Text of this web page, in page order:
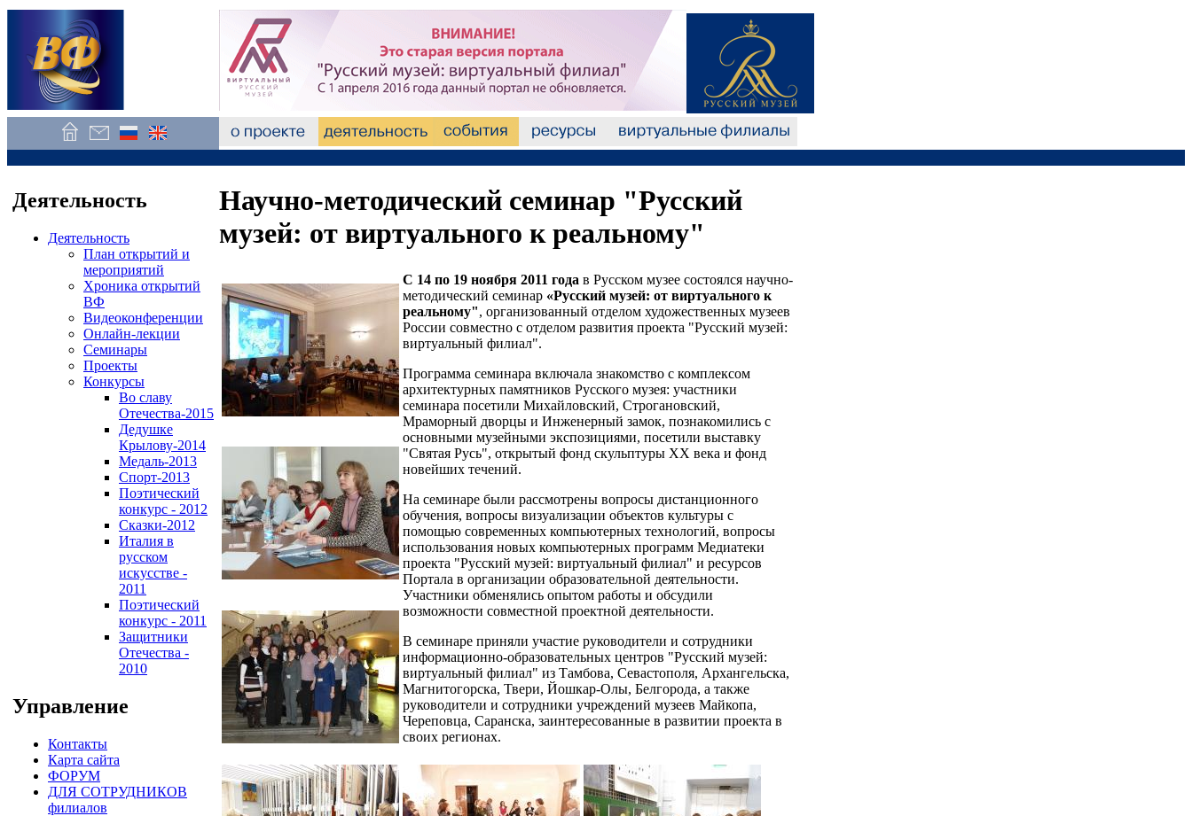
Деятельность
Деятельность
План открытий и
мероприятий
Хроника открытий
ВФ
Видеоконференции
Онлайн-лекции
Семинары
Проекты
Конкурсы
Во славу
Отечества-2015
Дедушке
Крылову-2014
Медаль-2013
Спорт-2013
Поэтический
конкурс - 2012
Сказки-2012
Италия в
русском
искусстве -
2011
Поэтический
конкурс - 2011
Защитники
Отечества -
2010
Управление
Контакты
Карта сайта
ФОРУМ
ДЛЯ СОТРУДНИКОВ
филиалов
Научно-методический семинар "Русский
музей: от виртуального к реальному"
С 14 по 19 ноября 2011 года в Русском музее состоялся научно-
методический семинар «Русский музей: от виртуального к
реальному", организованный отделом художественных музеев
России совместно с отделом развития проекта "Русский музей:
виртуальный филиал".
Программа семинара включала знакомство с комплексом
архитектурных памятников Русского музея: участники
семинара посетили Михайловский, Строгановский,
Мраморный дворцы и Инженерный замок, познакомились с
основными музейными экспозициями, посетили выставку
"Святая Русь", открытый фонд скульптуры XX века и фонд
новейших течений.
На семинаре были рассмотрены вопросы дистанционного
обучения, вопросы визуализации объектов культуры с
помощью современных компьютерных технологий, вопросы
использования новых компьютерных программ Медиатеки
проекта "Русский музей: виртуальный филиал" и ресурсов
Портала в организации образовательной деятельности.
Участники обменялись опытом работы и обсудили
возможности совместной проектной деятельности.
В семинаре приняли участие руководители и сотрудники
информационно-образовательных центров "Русский музей:
виртуальный филиал" из Тамбова, Севастополя, Архангельска,
Магнитогорска, Твери, Йошкар-Олы, Белгорода, а также
руководители и сотрудники учреждений музеев Майкопа,
Череповца, Саранска, заинтересованные в развитии проекта в
своих регионах.